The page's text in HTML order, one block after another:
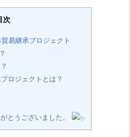
次
易継承プロジェクト
ロジェクトとは？
とうございました。